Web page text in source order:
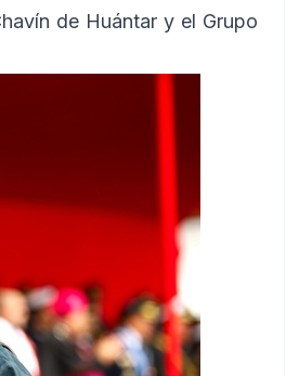
de Huántar y el Grupo